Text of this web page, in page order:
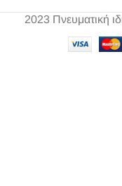
2023 Πνευματική